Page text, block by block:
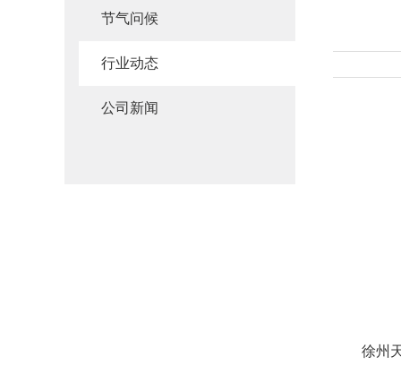
节气问候
行业动态
公司新闻
徐州